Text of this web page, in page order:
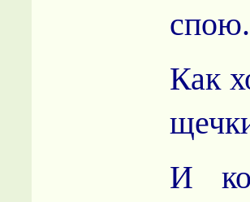
спою.
Как
И